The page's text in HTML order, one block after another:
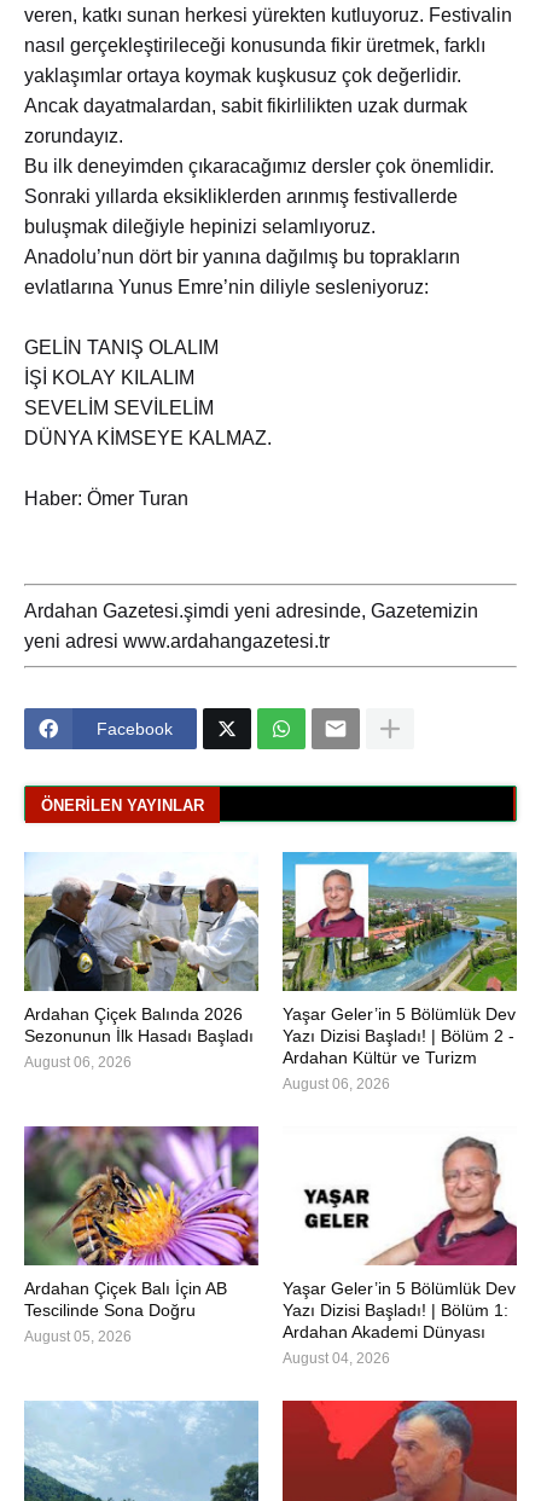
veren, katkı sunan herkesi yürekten kutluyoruz. Festivalin
nasıl gerçekleştirileceği konusunda fikir üretmek, farklı
yaklaşımlar ortaya koymak kuşkusuz çok değerlidir.
Ancak dayatmalardan, sabit fikirlilikten uzak durmak
zorundayız.
Bu ilk deneyimden çıkaracağımız dersler çok önemlidir.
Sonraki yıllarda eksikliklerden arınmış festivallerde
buluşmak dileğiyle hepinizi selamlıyoruz.
Anadolu’nun dört bir yanına dağılmış bu toprakların
evlatlarına Yunus Emre’nin diliyle sesleniyoruz:
GELİN TANIŞ OLALIM
İŞİ KOLAY KILALIM
SEVELİM SEVİLELİM
DÜNYA KİMSEYE KALMAZ.
Haber: Ömer Turan
Ardahan Gazetesi.şimdi yeni adresinde, Gazetemizin
yeni adresi www.ardahangazetesi.tr
Facebook
ÖNERILEN YAYINLAR
Ardahan Çiçek Balında 2026
Sezonunun İlk Hasadı Başladı
August 06, 2026
Yaşar Geler’in 5 Bölümlük Dev
Yazı Dizisi Başladı! | Bölüm 2 -
Ardahan Kültür ve Turizm
August 06, 2026
Ardahan Çiçek Balı İçin AB
Tescilinde Sona Doğru
August 05, 2026
Yaşar Geler’in 5 Bölümlük Dev
Yazı Dizisi Başladı! | Bölüm 1:
Ardahan Akademi Dünyası
August 04, 2026